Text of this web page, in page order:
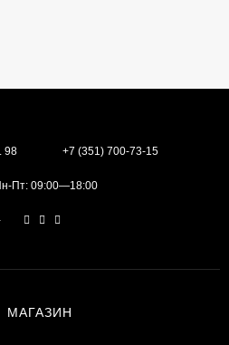
98 +7 (351) 700-73-15
Пт: 09:00—18:00
МАГАЗИН